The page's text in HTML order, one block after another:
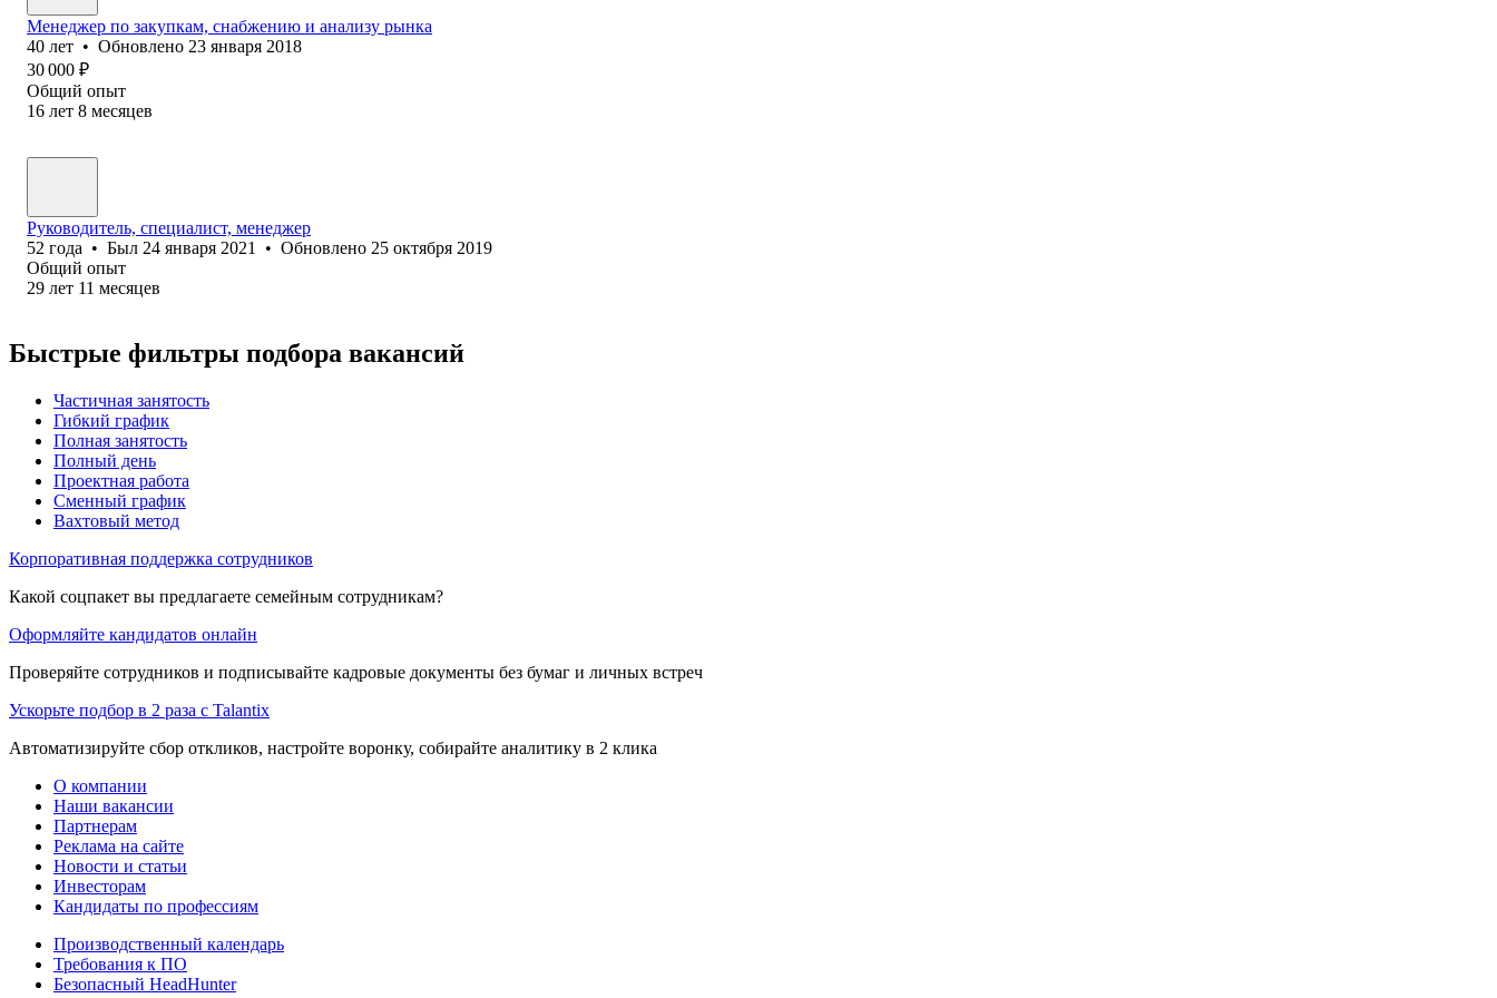
Менеджер по закупкам, снабжению и анализу рынка
40 лет • Обновлено 23 января 2018
30 000 ₽
Общий опыт
16 лет 8 месяцев
Руководитель, специалист, менеджер
52 года • Был 24 января 2021 • Обновлено 25 октября 2019
Общий опыт
29 лет 11 месяцев
Быстрые фильтры подбора вакансий
Частичная занятость
Гибкий график
Полная занятость
Полный день
Проектная работа
Сменный график
Вахтовый метод
Корпоративная поддержка сотрудников
Какой соцпакет вы предлагаете семейным сотрудникам?
Оформляйте кандидатов онлайн
Проверяйте сотрудников и подписывайте кадровые документы без бумаг и личных встреч
Ускорьте подбор в 2 раза с Talantix
Автоматизируйте сбор откликов, настройте воронку, собирайте аналитику в 2 клика
О компании
Наши вакансии
Партнерам
Реклама на сайте
Новости и статьи
Инвесторам
Кандидаты по профессиям
Производственный календарь
Требования к ПО
Безопасный HeadHunter